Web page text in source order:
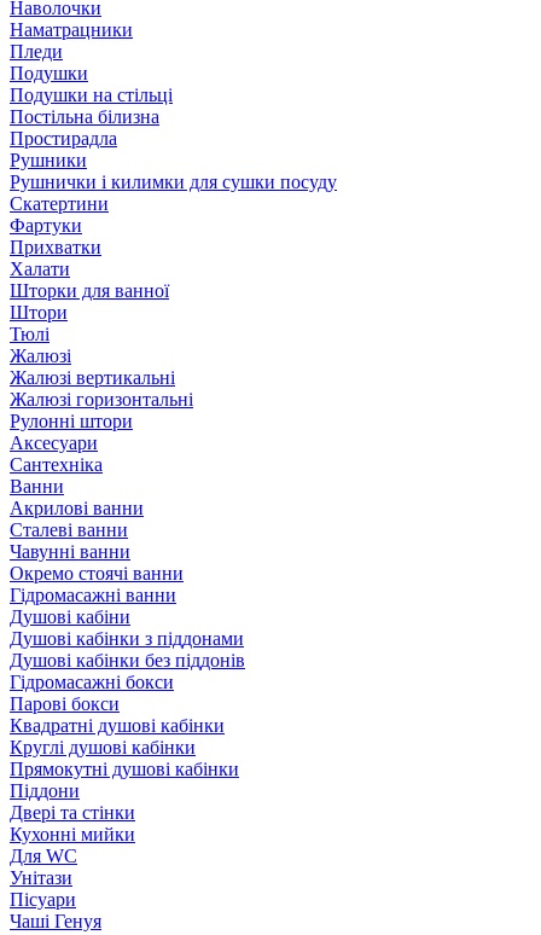
Наволочки
Наматрацники
Пледи
Подушки
Подушки на стільці
Постільна білизна
Простирадла
Рушники
Рушнички і килимки для сушки посуду
Скатертини
Фартуки
Прихватки
Халати
Шторки для ванної
Штори
Тюлі
Жалюзі
Жалюзі вертикальні
Жалюзі горизонтальні
Рулонні штори
Аксесуари
Сантехніка
Ванни
Акрилові ванни
Сталеві ванни
Чавунні ванни
Окремо стоячі ванни
Гідромасажні ванни
Душові кабіни
Душові кабінки з піддонами
Душові кабінки без піддонів
Гідромасажні бокси
Парові бокси
Квадратні душові кабінки
Круглі душові кабінки
Прямокутні душові кабінки
Піддони
Двері та стінки
Кухонні мийки
Для WC
Унітази
Пісуари
Чаші Генуя